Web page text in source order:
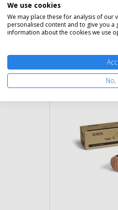
Eredeti
We use cookies
We may place these for analysis of
personalised content and to give you a
information about the cookies we use